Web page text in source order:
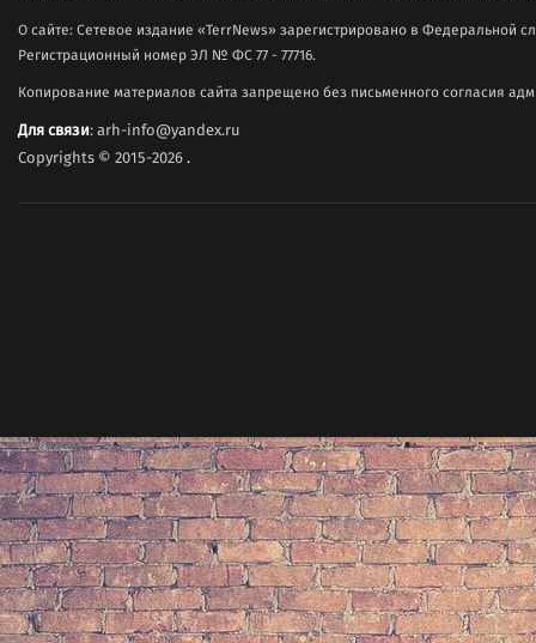
О сайте: Сетевое издание «TerrNews» зарегистрировано в Федеральной
Регистрационный номер ЭЛ № ФС 77 - 77716.
Копирование материалов сайта запрещено без письменного согласия
Для связи: arh-info@yandex.ru
Copyrights © 2015-2026.